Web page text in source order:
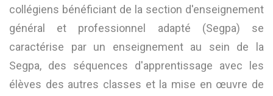
collégiens bénéficiant de la section d'enseignement
général et professionnel adapté (Segpa) se
caractérise par un enseignement au sein de la
Segpa, des séquences d'apprentissage avec les
élèves des autres classes et la mise en œuvre de